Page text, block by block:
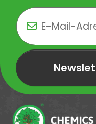
Newsletter Newsletter